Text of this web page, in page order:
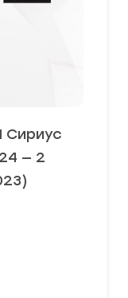
Сириус
— 2